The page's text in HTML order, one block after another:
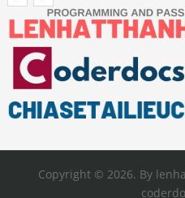
Copyright © 2026. By